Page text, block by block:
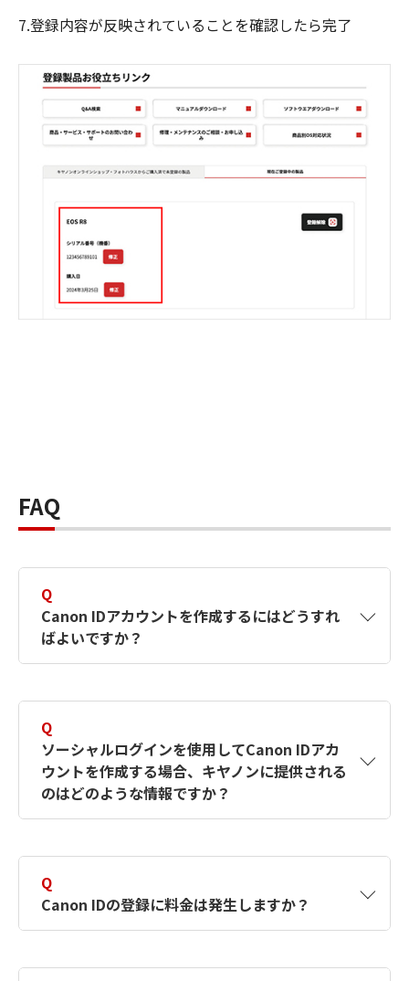
7.登録内容が反映されていることを確認したら完了
FAQ
Q
Canon IDアカウントを作成するにはどうすれ
ばよいですか？
す。詳しい作成方法は【カメラ】Canon IDとは
何ですか？Canon IDの作成方法は？をご確認く
ださい。
Q
ソーシャルログインを使用してCanon IDアカ
ウントを作成する場合、キヤノンに提供される
のはどのような情報ですか？
択したサービスから取得します。アカウントを
簡単に作成できるように、この情報を使用して
Canon IDの登録フォームを入力します。
Q
Canon IDの登録に料金は発生しますか？